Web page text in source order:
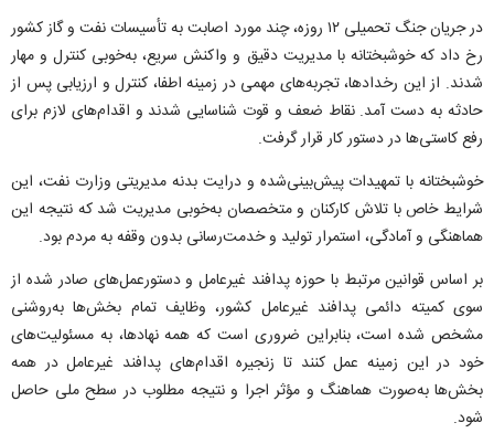
در جریان جنگ تحمیلی ۱۲ روزه، چند مورد اصابت به تأسیسات نفت و گاز کشور
رخ داد که خوشبختانه با مدیریت دقیق و واکنش سریع، به‌خوبی کنترل و مهار
شدند. از این رخدادها، تجربه‌های مهمی در زمینه اطفا، کنترل و ارزیابی پس از
حادثه به دست آمد. نقاط ضعف و قوت شناسایی شدند و اقدام‌های لازم برای
رفع کاستی‌ها در دستور کار قرار گرفت.
خوشبختانه با تمهیدات پیش‌بینی‌شده و درایت بدنه مدیریتی وزارت نفت، این
شرایط خاص با تلاش کارکنان و متخصصان به‌خوبی مدیریت شد که نتیجه این
هماهنگی و آمادگی، استمرار تولید و خدمت‌رسانی بدون وقفه به مردم بود.
بر اساس قوانین مرتبط با حوزه پدافند غیرعامل و دستورعمل‌های صادر شده از
سوی کمیته دائمی پدافند غیرعامل کشور، وظایف تمام بخش‌ها به‌روشنی
مشخص شده است، بنابراین ضروری است که همه نهادها، به مسئولیت‌های
خود در این زمینه عمل کنند تا زنجیره اقدام‌های پدافند غیرعامل در همه
بخش‌ها به‌صورت هماهنگ و مؤثر اجرا و نتیجه مطلوب در سطح ملی حاصل
شود.